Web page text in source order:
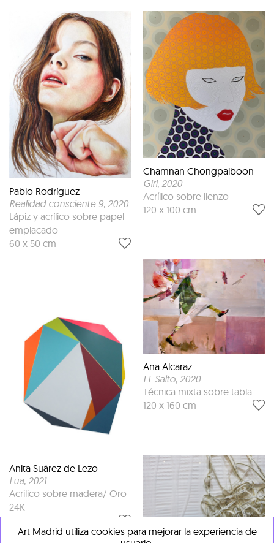
Pablo Rodríguez
Realidad consciente 9, 2020
Lápiz y acrílico sobre papel
emplacado
60 x 50 cm
Anita Suárez de Lezo
Lua, 2021
Acrilico sobre madera/ Oro
24K
160 x 180 cm
Chamnan Chongpaiboon
Girl, 2020
Acrílico sobre lienzo
120 x 100 cm
Ana Alcaraz
EL Salto, 2020
Técnica mixta sobre tabla
120 x 160 cm
Art Madrid utiliza cookies para mejorar la experiencia de